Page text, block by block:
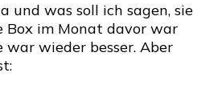
Galabox
im
Februar
und was soll ich sagen, sie
Box im Monat davor war
war wieder besser. Aber